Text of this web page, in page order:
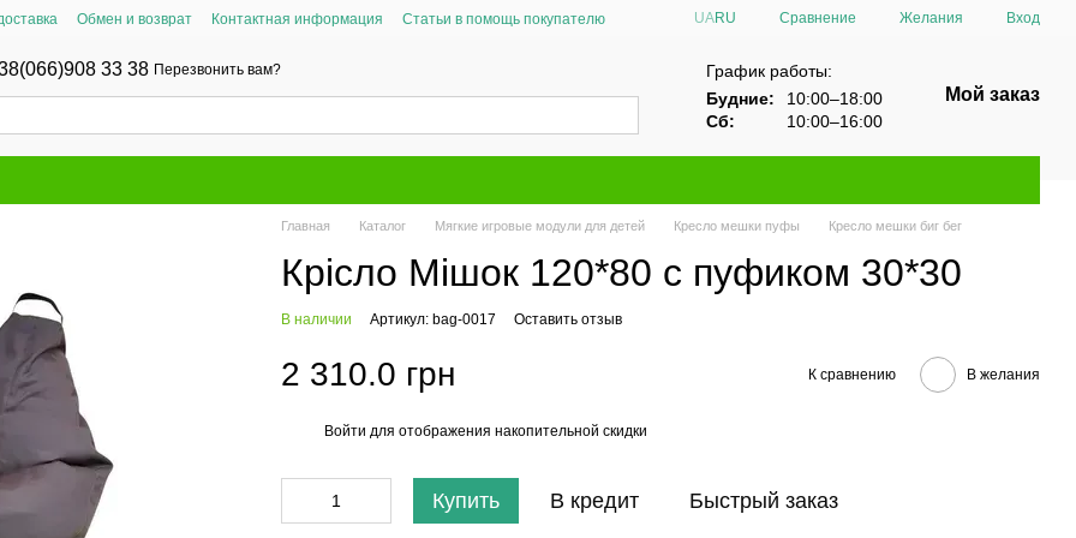
Обмен и возврат Контактная информация
Статьи в помощь покупателю
UARU Сравнение Желания Вход
33 38 Перезвонить вам?
График работы:
Будние:
10:00–18:00
Сб:
10:00–16:00
Мой заказ
Главная Каталог Мягкие игровые модули для детей Кресло мешки пуфы Кресло мешки биг бег
Крісло Мішок 120*80 с пуфиком 30*30
В наличии Артикул: bag-0017 Оставить отзыв
2 310.0 грн К сравнению В желания
Войти для отображения накопительной скидки
Купить В кредит Быстрый заказ